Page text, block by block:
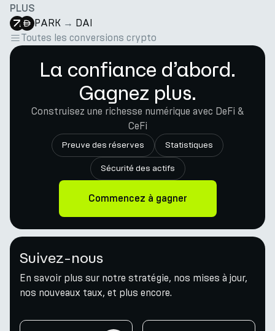
PLUS
PARK → DAI
Toutes les conversions crypto
La confiance d’abord.
Gagnez plus.
Construisez une richesse numérique avec DeFi &
CeFi
Preuve des réserves Statistiques
Sécurité des actifs
Commencez à gagner
Suivez-nous
En savoir plus sur notre stratégie, nos mises à jour,
nos nouveaux taux, et plus encore.